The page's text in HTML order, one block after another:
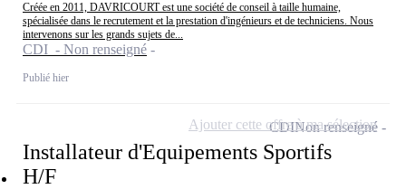
Créée en 2011, DAVRICOURT est une société de conseil à taille humaine,
spécialisée dans le recrutement et la prestation d'ingénieurs et de techniciens. Nous
intervenons sur les grands sujets de...
CDI - Non renseigné
Publié hier
Installateur d'Equipements Sportifs
H/F
CDINon renseigné
Ajouter cette offre à ma sélection